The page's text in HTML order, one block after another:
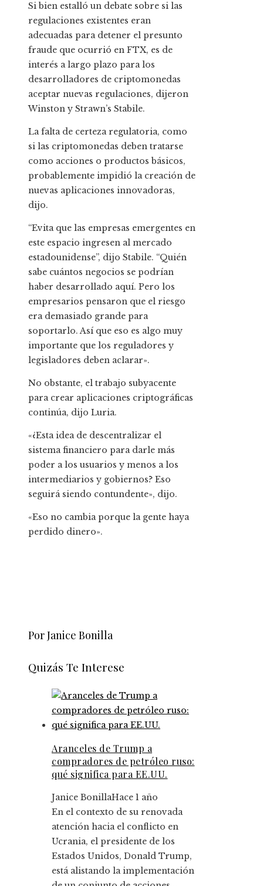
Si bien estalló un debate sobre si las
regulaciones existentes eran
adecuadas para detener el presunto
fraude que ocurrió en FTX, es de
interés a largo plazo para los
desarrolladores de criptomonedas
aceptar nuevas regulaciones, dijeron
Winston y Strawn’s Stabile.
La falta de certeza regulatoria, como
si las criptomonedas deben tratarse
como acciones o productos básicos,
probablemente impidió la creación de
nuevas aplicaciones innovadoras,
dijo.
“Evita que las empresas emergentes en
este espacio ingresen al mercado
estadounidense”, dijo Stabile. “Quién
sabe cuántos negocios se podrían
haber desarrollado aquí. Pero los
empresarios pensaron que el riesgo
era demasiado grande para
soportarlo. Así que eso es algo muy
importante que los reguladores y
legisladores deben aclarar».
No obstante, el trabajo subyacente
para crear aplicaciones criptográficas
continúa, dijo Luria.
«¿Esta idea de descentralizar el
sistema financiero para darle más
poder a los usuarios y menos a los
intermediarios y gobiernos? Eso
seguirá siendo contundente», dijo.
«Eso no cambia porque la gente haya
perdido dinero».
Por Janice Bonilla
Quizás Te Interese
Aranceles de Trump a
compradores de petróleo ruso:
qué significa para EE.UU.
Janice BonillaHace 1 año
En el contexto de su renovada
atención hacia el conflicto en
Ucrania, el presidente de los
Estados Unidos, Donald Trump,
está alistando la implementación